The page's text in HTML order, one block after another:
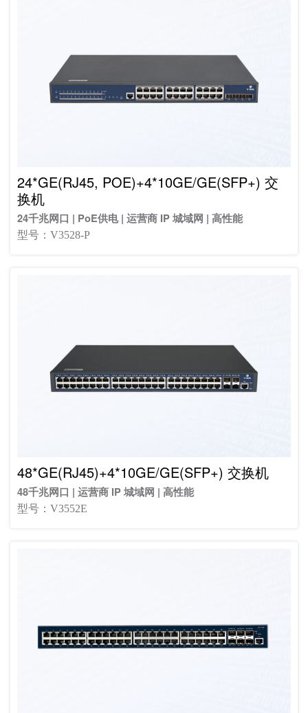
24*GE(RJ45, POE)+4*10GE/GE(SFP+) 交
换机
24千兆网口 | PoE供电 | 运营商 IP 城域网 | 高性能
型号：V3528-P
48*GE(RJ45)+4*10GE/GE(SFP+) 交换机
48千兆网口 | 运营商 IP 城域网 | 高性能
型号：V3552E